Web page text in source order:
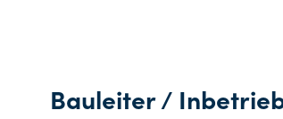
Bauleiter /